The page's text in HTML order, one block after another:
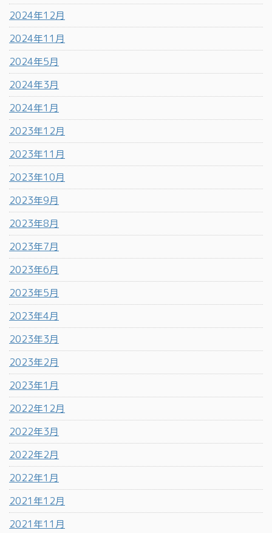
2024年12月
2024年11月
2024年5月
2024年3月
2024年1月
2023年12月
2023年11月
2023年10月
2023年9月
2023年8月
2023年7月
2023年6月
2023年5月
2023年4月
2023年3月
2023年2月
2023年1月
2022年12月
2022年3月
2022年2月
2022年1月
2021年12月
2021年11月